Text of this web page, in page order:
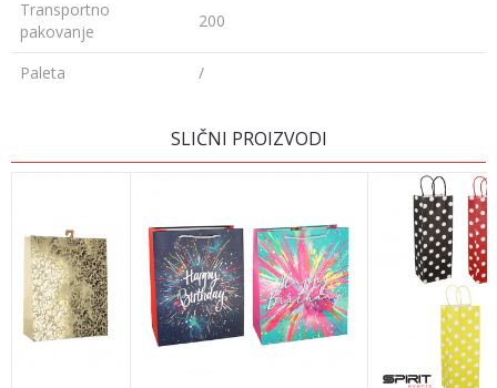
Transportno
pakovanje
200
Paleta /
Poruka
SLIČNI PROIZVODI